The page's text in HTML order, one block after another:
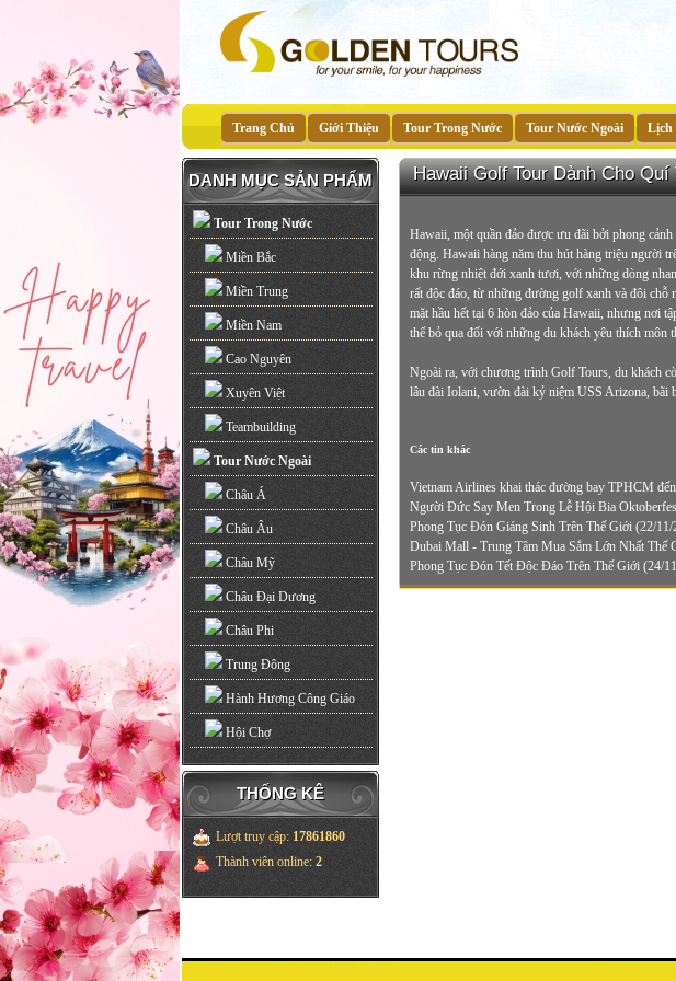
Trang Chủ Giới Thiệu Tour Trong Nước Tour Nước Ngoài Lịch
DANH MỤC SẢN PHẨM
Tour Trong Nước
Miền Bắc
Miền Trung
Miền Nam
Cao Nguyên
Xuyên Việt
Teambuilding
Tour Nước Ngoài
Châu Á
Châu Âu
Châu Mỹ
Châu Đại Dương
Châu Phi
Trung Đông
Hành Hương Công Giáo
Hội Chợ
THỐNG KÊ
Lượt truy cập: 17861860
Thành viên online: 2
Hawaii Golf Tour Dành Cho Quí
Hawaii, một quần đảo được ưu đãi bởi phong
động. Hawaii hàng năm thu hút hàng triệu người
khu rừng nhiệt đới xanh tươi, với những dòng
rất độc đáo, từ những đường golf xanh và đôi chỗ
mặt hầu hết tại 6 hòn đảo của Hawaii, nhưng nơi
thể bỏ qua đối với những du khách yêu thích môn
Ngoài ra, với chương trình Golf Tours, du khách
lâu đài Iolani, vườn đài kỷ niệm USS Arizona, bãi
Các tin khác
Vietnam Airlines khai thác đường bay TPHCM
Người Đức Say Men Trong Lễ Hội Bia
Phong Tục Đón Giáng Sinh Trên Thế Giới (22/11/
Dubai Mall - Trung Tâm Mua Sắm Lớn Nhất Thế
Phong Tục Đón Tết Độc Đáo Trên Thế Giới (24/